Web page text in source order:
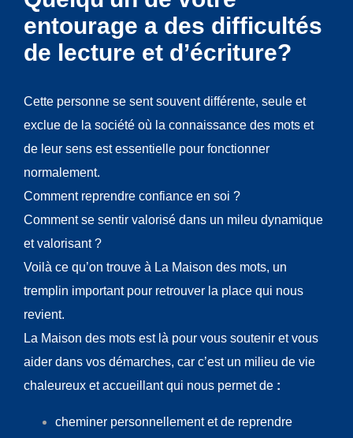
entourage a des difficultés
de lecture et d’écriture?
Cette personne se sent souvent différente, seule et
exclue de la société où la connaissance des mots et
de leur sens est essentielle pour fonctionner
normalement.
Comment reprendre confiance en soi ?
Comment se sentir valorisé dans un mileu dynamique
et valorisant ?
Voilà ce qu’on trouve à La Maison des mots, un
tremplin important pour retrouver la place qui nous
revient.
La Maison des mots est là pour vous soutenir et vous
aider dans vos démarches, car c’est un milieu de vie
chaleureux et accueillant qui nous permet de :
cheminer personnellement et de reprendre